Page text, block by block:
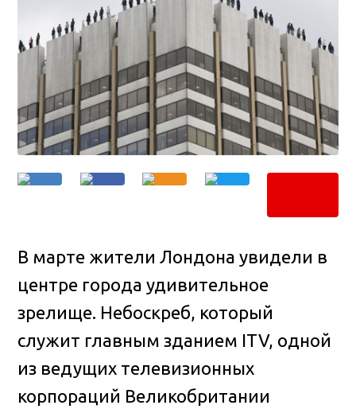
В марте жители Лондона увидели в
центре города удивительное
зрелище. Небоскреб, который
служит главным зданием ITV, одной
из ведущих телевизионных
корпораций Великобритании